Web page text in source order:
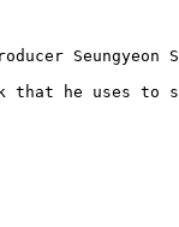
that he uses